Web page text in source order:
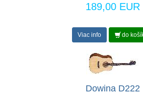
189,00 EUR
Viac info do
Dowina D222